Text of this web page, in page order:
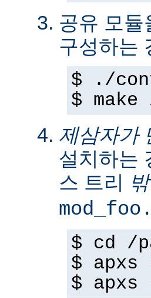
공유 모듈
구성하는
$ ./
$
제삼자가
설치하는
스 트리
$ cd /
$ apxs
$